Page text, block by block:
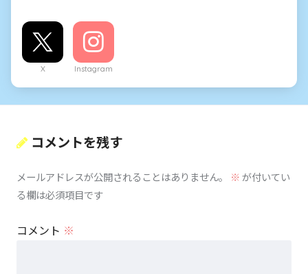
X Instagram
コメントを残す
メールアドレスが公開されることはありません。 ※が付いてい
る欄は必須項目です
コメント ※